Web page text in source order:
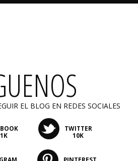
EL BLOG EN REDES SOCIALES
TWITTER
10K